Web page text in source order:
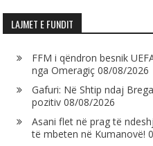
LAJMET E FUNDIT
FFM i qëndron besnik
nga Omeragiç 08/08/2026
Gafuri: Në Shtip ndaj
pozitiv 08/08/2026
Asani flet në prag të
të mbeten në Kumanovë!